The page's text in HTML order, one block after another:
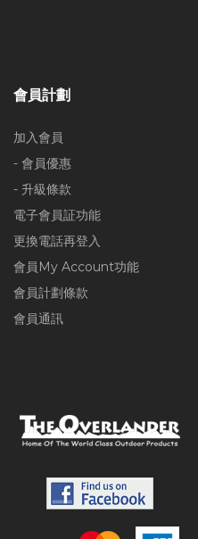
會員計劃
加入會員
- 會員優惠
- 升級條款
電子會員証功能
更換電話再登入
會員My Account功能
會員計劃條款
會員通訊